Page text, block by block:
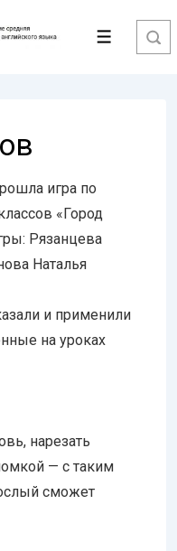
Меню
игра по
«Город
Рязанцева
Наталья
и применили
на уроках
нарезать
— с таким
сможет